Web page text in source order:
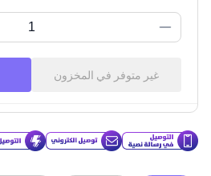
غير متوفر في المخزون